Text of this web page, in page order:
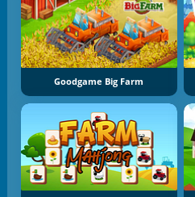
Goodgame Big Farm